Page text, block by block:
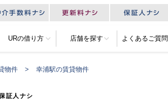
URの借り方 店舗を探す よくあるご質問
物件 幸浦駅の賃貸物件
証人ナシ